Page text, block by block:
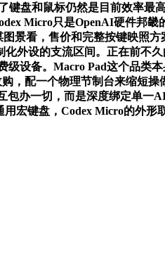
键盘和鼠标仍然是目前效率最
Micro只是OpenAI硬件邦畿
景看，售价和完整按键映照
外设的支流区间。正在前不
设备。Macro Pad这个品类
，配一个物理节制台来缩短操
办一切，而是深度绑定单一
宏键盘，Codex Micro的外形